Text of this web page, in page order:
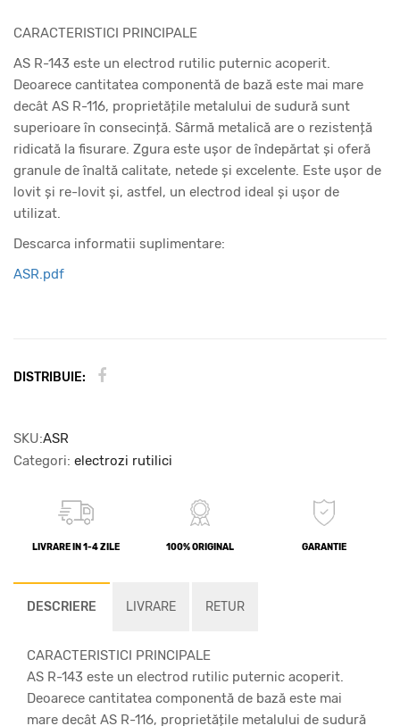
CARACTERISTICI PRINCIPALE
AS R-143 este un electrod rutilic puternic acoperit.
Deoarece cantitatea componentă de bază este mai mare
decât AS R-116, proprietățile metalului de sudură sunt
superioare în consecință. Sârmă metalică are o rezistență
ridicată la fisurare. Zgura este ușor de îndepărtat și oferă
granule de înaltă calitate, netede și excelente. Este ușor de
lovit și re-lovit și, astfel, un electrod ideal și ușor de
utilizat.
Descarca informatii suplimentare:
ASR.pdf
DISTRIBUIE:
SKU:ASR
Categori: electrozi rutilici
LIVRARE IN 1-4 ZILE 100% ORIGINAL GARANTIE
DESCRIERE LIVRARE RETUR
CARACTERISTICI PRINCIPALE
AS R-143 este un electrod rutilic puternic acoperit.
Deoarece cantitatea componentă de bază este mai
mare decât AS R-116, proprietățile metalului de sudură